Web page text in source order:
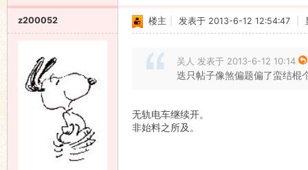
z200052 楼主 发表于 2013-6-12 12:54:47
吴人 发表于 2013-6-12 10:14
迭只帖子像煞偏题偏了蛮结棍
无轨电车继续开。
非始料之所及。